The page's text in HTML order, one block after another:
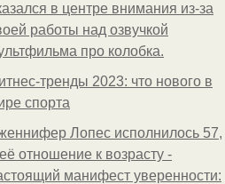
в центре внимания из-за
работы над озвучкой
про колобка.
тренды 2023: что нового в
спорта
Лопес исполнилось 57,
отношение к возрасту -
манифест уверенности: